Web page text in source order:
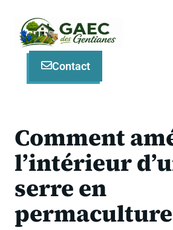
contenu
Contact
Comment
l’intérieur
serre en